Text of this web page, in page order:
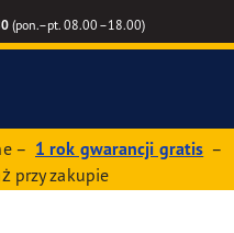
(pon.–pt. 08.00–18.00)
– 1 rok gwarancji gratis –
przy zakupie